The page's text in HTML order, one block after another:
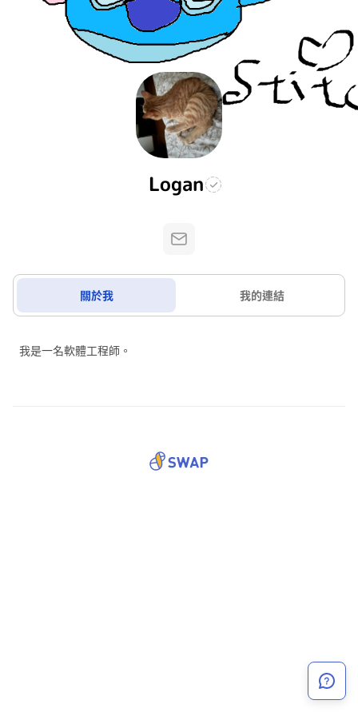
Logan
關於我 我的連結
我是一名軟體工程師。